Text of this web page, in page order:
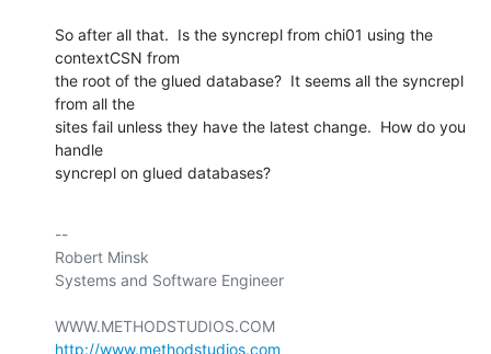
So after all that.  Is the syncrepl from chi01 using the
contextCSN from
the root of the glued database?  It seems all the syncrepl
from all the
sites fail unless they have the latest change.  How do you
handle
syncrepl on glued databases?
--
Robert Minsk
Systems and Software Engineer
http://www.methodstudios.com